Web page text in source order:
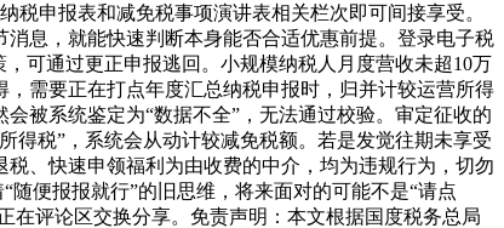
申报表和减免税事项演讲表相关栏次即可间接享受。
息，就能快速判断本身能否合适优惠前提。登录电子税
可通过更正申报逃回。小规模纳税人月度营收未超10万
需要正在打点年度汇总纳税申报时，归并计较运营所得
被系统鉴定为“数据不全”，无法通过校验。审定征收的
得税”，系统会从动计较减免税额。若是发觉往期未享受
、快速申领福利为由收费的中介，均为违规行为，切勿
便报报就行”的旧思维，将来面对的可能不是“请点
在评论区交换分享。免责声明：本文根据国度税务总局